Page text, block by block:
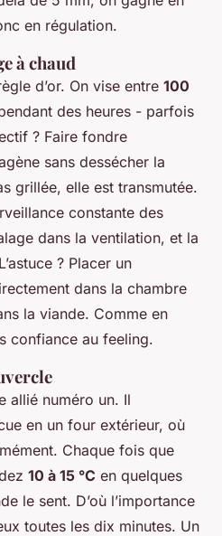
en régulation.
à chaud
d’or. On vise entre 100
des heures - parfois
? Faire fondre
sans dessécher la
grillée, elle est transmutée.
constante des
dans la ventilation, et la
? Placer un
dans la chambre
la viande. Comme en
confiance au feeling.
allié numéro un. Il
en un four extérieur, où
Chaque fois que
10 à 15 °C en quelques
le sent. D’où l’importance
toutes les dix minutes. Un